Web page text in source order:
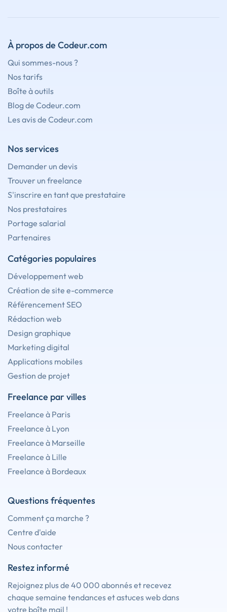
À propos de Codeur.com
Qui sommes-nous ?
Nos tarifs
Boîte à outils
Blog de Codeur.com
Les avis de Codeur.com
Nos services
Demander un devis
Trouver un freelance
S'inscrire en tant que prestataire
Nos prestataires
Portage salarial
Partenaires
Catégories populaires
Développement web
Création de site e-commerce
Référencement SEO
Rédaction web
Design graphique
Marketing digital
Applications mobiles
Gestion de projet
Freelance par villes
Freelance à Paris
Freelance à Lyon
Freelance à Marseille
Freelance à Lille
Freelance à Bordeaux
Questions fréquentes
Comment ça marche ?
Centre d'aide
Nous contacter
Restez informé
Rejoignez plus de 40 000 abonnés et recevez
chaque semaine tendances et astuces web dans
votre boîte mail !